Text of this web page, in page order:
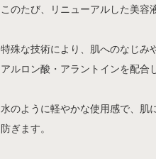
このたび、リニューアルした美容
特殊な技術により、肌へのなじみ
アルロン酸・アラントインを配合
水のように軽やかな使用感で、肌
防ぎます。